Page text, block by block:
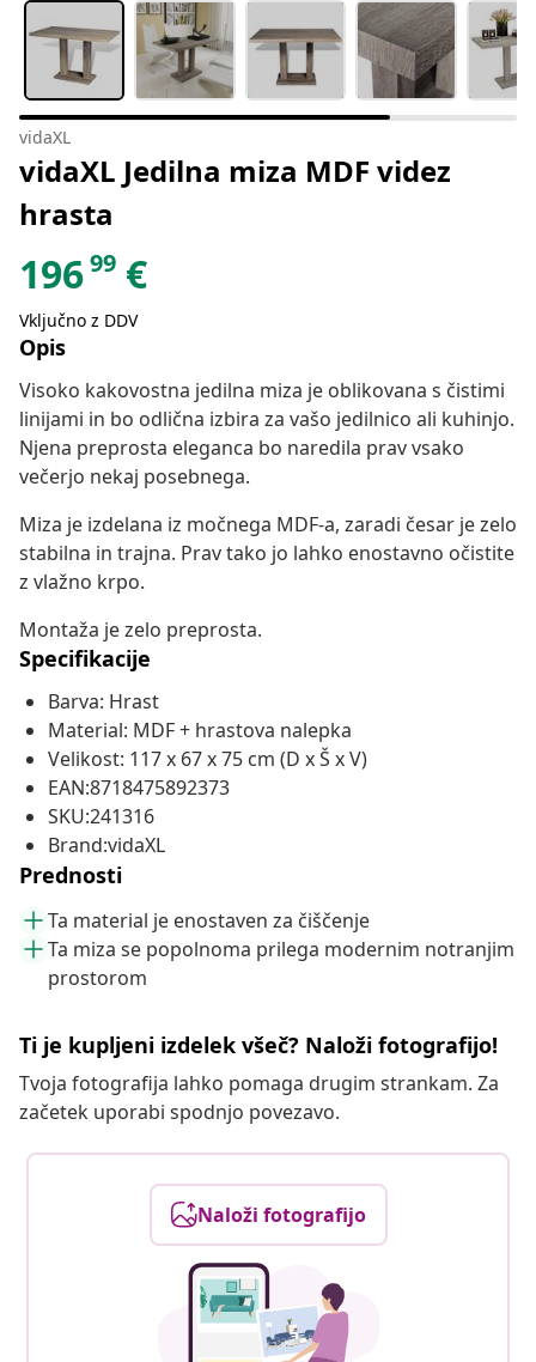
vidaXL
vidaXL Jedilna miza MDF videz
hrasta
19699 €
Vključno z DDV
Opis
Visoko kakovostna jedilna miza je oblikovana s čistimi
linijami in bo odlična izbira za vašo jedilnico ali kuhinjo.
Njena preprosta eleganca bo naredila prav vsako
večerjo nekaj posebnega.
Miza je izdelana iz močnega MDF-a, zaradi česar je zelo
stabilna in trajna. Prav tako jo lahko enostavno očistite
z vlažno krpo.
Montaža je zelo preprosta.
Specifikacije
Barva: Hrast
Material: MDF + hrastova nalepka
Velikost: 117 x 67 x 75 cm (D x Š x V)
EAN:8718475892373
SKU:241316
Brand:vidaXL
Prednosti
Ta material je enostaven za čiščenje
Ta miza se popolnoma prilega modernim notranjim
prostorom
Ti je kupljeni izdelek všeč? Naloži fotografijo!
Tvoja fotografija lahko pomaga drugim strankam. Za
začetek uporabi spodnjo povezavo.
Naloži fotografijo